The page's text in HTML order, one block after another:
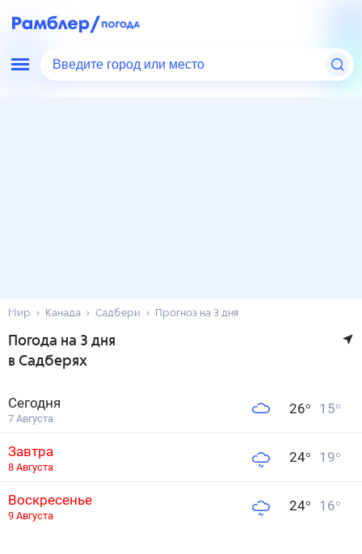
Введите город или место
Мир Канада Садбери Прогноз на 3 дня
Погода на 3 дня
в Садберях
Сегодня
7 Августа
26° 15°
Завтра
8 Августа
24° 19°
Воскресенье
9 Августа
24° 16°